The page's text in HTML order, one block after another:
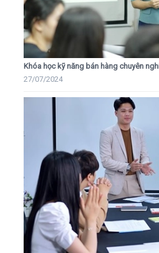
Khóa học kỹ năng bán hàng chuyên
27/07/2024